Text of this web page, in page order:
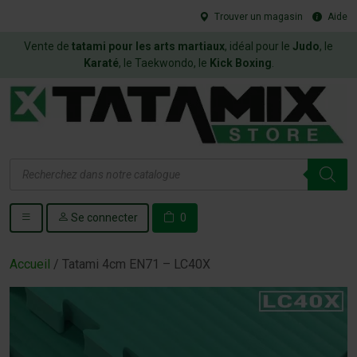
Trouver un magasin Aide
Vente de tatami pour les arts martiaux, idéal pour le Judo, le
Karaté, le Taekwondo, le Kick Boxing
de
Se connecter 0
Accueil / Tatami 4cm EN71 – LC40X